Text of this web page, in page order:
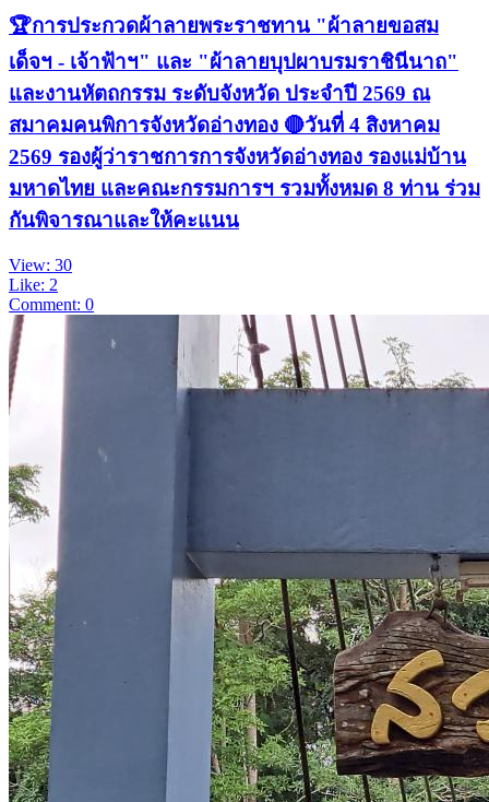
🏆การประกวดผ้าลายพระราชทาน "ผ้าลายขอสม
เด็จฯ - เจ้าฟ้าฯ" และ "ผ้าลายบุปผาบรมราชินีนาถ"
และงานหัตถกรรม ระดับจังหวัด ประจำปี 2569 ณ
สมาคมคนพิการจังหวัดอ่างทอง 🔴วันที่ 4 สิงหาคม
2569 รองผู้ว่าราชการการจังหวัดอ่างทอง รองแม่บ้าน
มหาดไทย และคณะกรรมการฯ รวมทั้งหมด 8 ท่าน ร่วม
กันพิจารณาและให้คะแนน
View: 30
Like: 2
Comment: 0